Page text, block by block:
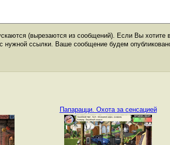
(вырезаются из сообщений). Если Вы хотите
нужной ссылки. Ваше сообщение будем
Папарацци. Охота за сенсацией